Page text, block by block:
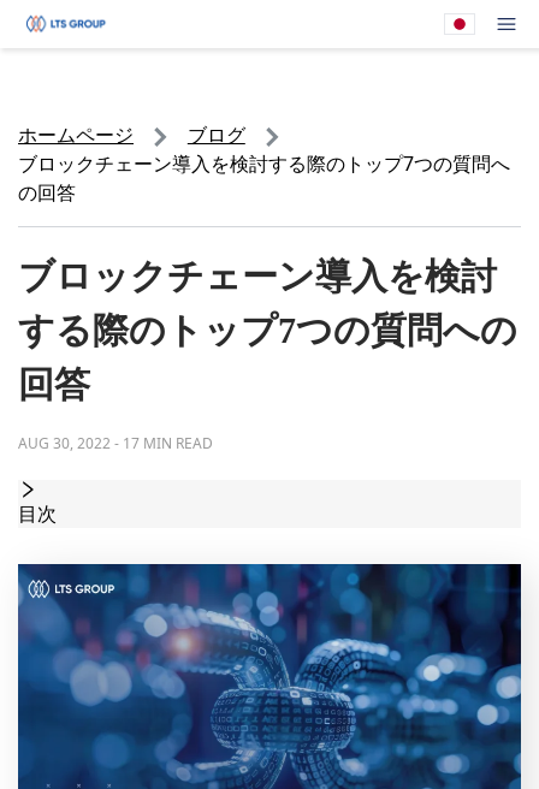
メ
あなたの会社
ホームページ
ブログ
ブロックチェーン導入を検討する際のトップ7つの質問へ
の回答
ブロックチェーン導入を検討
する際のトップ7つの質問への
回答
AUG 30, 2022 - 17 MIN READ
目次